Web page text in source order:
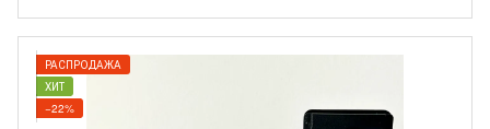
РАСПРОДАЖА
ХИТ
−22%